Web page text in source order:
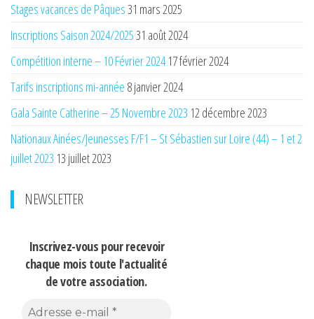
Stages vacances de Pâques31 mars 2025
Inscriptions Saison 2024/202531 août 2024
Compétition interne – 10 Février 2024 17 février 2024
Tarifs inscriptions mi-année 8 janvier 2024
Gala Sainte Catherine – 25 Novembre 2023 12 décembre 2023
Nationaux Ainées/Jeunesses F/F1 – St Sébastien sur Loire (44) – 1 et 2
juillet 2023 13 juillet 2023
NEWSLETTER
Inscrivez-vous pour recevoir
chaque mois toute l'actualité
de votre association.